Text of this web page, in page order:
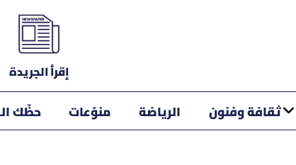
إقرأ الجريدة
ثقافة وفنون الرياضة منوّعات حظّك